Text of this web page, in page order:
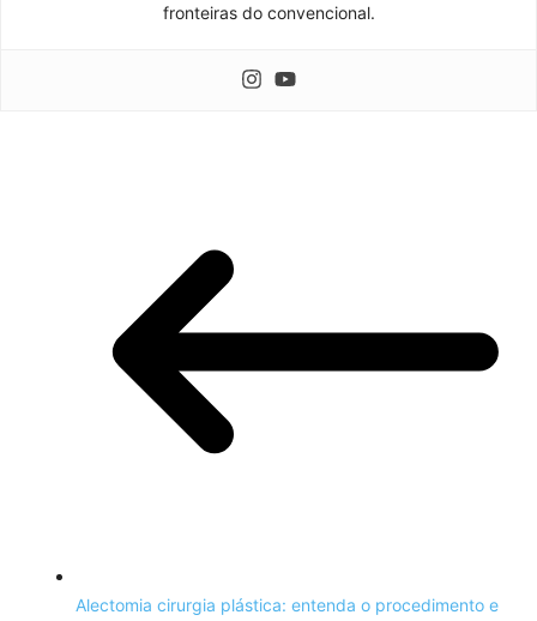
fronteiras do convencional.
Alectomia cirurgia plástica: entenda o procedimento e